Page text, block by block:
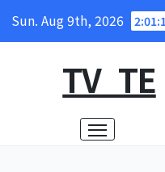
Sun. Aug 9th, 2026
TV_TE